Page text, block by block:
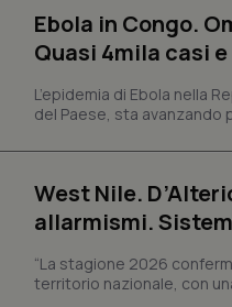
Ebola in Congo.
Quasi 4mila casi
L’epidemia di Ebola nella
del Paese, sta avanzando
West Nile.
allarmismi.
“La stagione 2026
territorio nazionale, con
tracking-enable
session-id